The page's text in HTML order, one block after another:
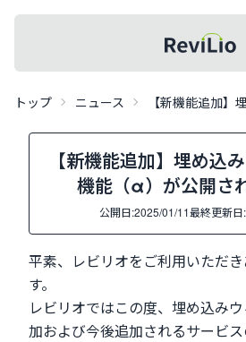
トップ ニュース 【新機能追加
【新機能追加】埋め込
機能（α）が公開さ
公開日:2025/01/11最終更新日:
平素、レビリオをご利用いただ
す。
レビリオではこの度、埋め込み
加および今後追加されるサービ